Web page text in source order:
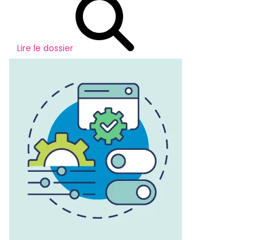
Lire le dossier